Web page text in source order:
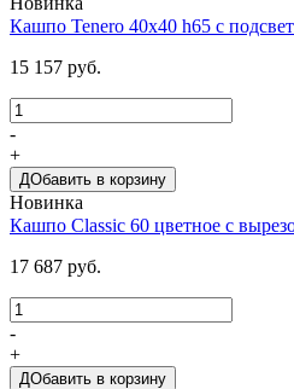
Кашпо Tenero 40х40 h65 с
15 157 руб.
-
+
ДОбавить в корзину
Новинка
Кашпо Classic 60 цветное с
17 687 руб.
-
+
ДОбавить в корзину